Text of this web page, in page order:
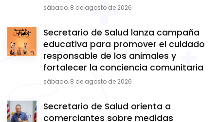
sábado, 8 de agosto de 2026
Secretario de Salud lanza campaña
educativa para promover el cuidado
responsable de los animales y
fortalecer la conciencia comunitaria
sábado, 8 de agosto de 2026
Secretario de Salud orienta a
comerciantes sobre medidas